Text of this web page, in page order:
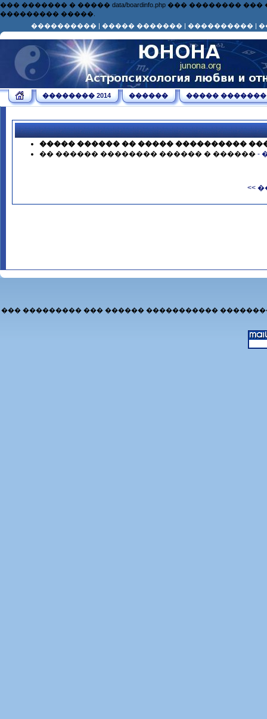
��� ������� � ����� data/boardinfo.php ���
��������� �����.
���������� | ����� ������� | ���������� |
�������� 2014 ������ ����� �������
����� ������ �� ����� ����������
�� ������ �������� ������ � ������ -
<<
��� ��������� ��� ������ �����������